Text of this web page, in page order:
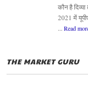
कौन है
2021 में
... Read
THE MARKET GURU